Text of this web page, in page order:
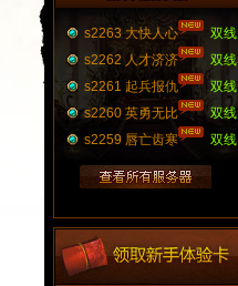
s2263 大快人心
双线
s2262 人才济济
双线
s2261 起兵报仇
双线
s2260 英勇无比
双线
s2259 唇亡齿寒
双线